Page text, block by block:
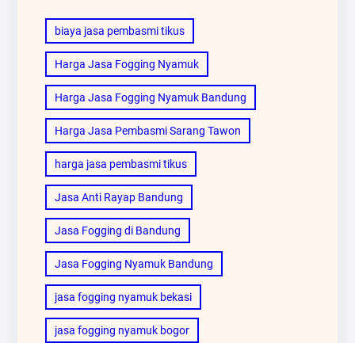
biaya jasa pembasmi tikus
Harga Jasa Fogging Nyamuk
Harga Jasa Fogging Nyamuk Bandung
Harga Jasa Pembasmi Sarang Tawon
harga jasa pembasmi tikus
Jasa Anti Rayap Bandung
Jasa Fogging di Bandung
Jasa Fogging Nyamuk Bandung
jasa fogging nyamuk bekasi
jasa fogging nyamuk bogor